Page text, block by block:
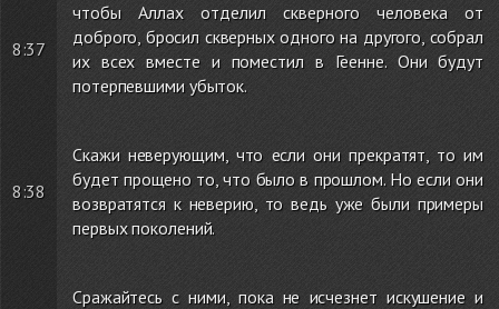
8:37
чтобы Аллах отделил скверного человека от
доброго, бросил скверных одного на другого, собрал
их всех вместе и поместил в Геенне. Они будут
потерпевшими убыток.
8:38
Скажи неверующим, что если они прекратят, то им
будет прощено то, что было в прошлом. Но если они
возвратятся к неверию, то ведь уже были примеры
первых поколений.
Сражайтесь с ними, пока не исчезнет искушение и